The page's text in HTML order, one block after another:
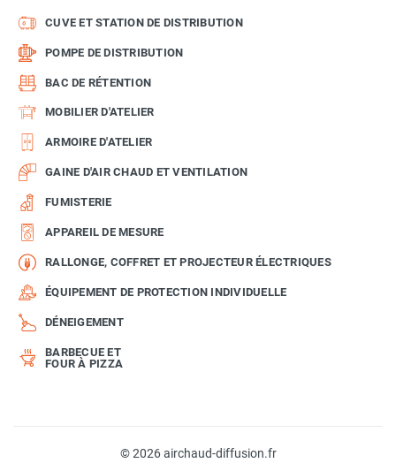
CUVE ET STATION DE DISTRIBUTION
POMPE DE DISTRIBUTION
BAC DE RÉTENTION
MOBILIER D'ATELIER
ARMOIRE D'ATELIER
GAINE D'AIR CHAUD ET VENTILATION
FUMISTERIE
APPAREIL DE MESURE
RALLONGE, COFFRET ET PROJECTEUR ÉLECTRIQUES
ÉQUIPEMENT DE PROTECTION INDIVIDUELLE
DÉNEIGEMENT
BARBECUE ET
FOUR À PIZZA
© 2026 airchaud-diffusion.fr